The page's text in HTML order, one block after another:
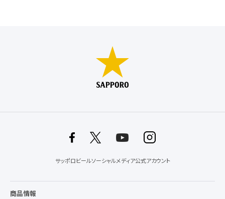
サッポロビールソーシャルメディア公式アカウント
商品情報